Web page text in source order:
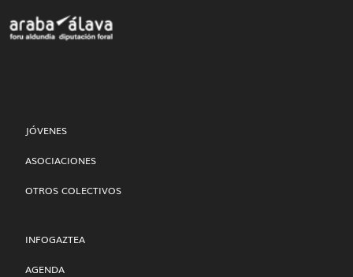
JÓVENES
ASOCIACIONES
OTROS COLECTIVOS
INFOGAZTEA
AGENDA